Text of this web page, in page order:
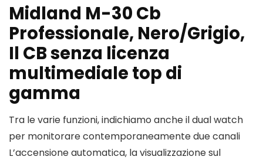
Midland M-30 Cb
Professionale, Nero/Grigio,
Il CB senza licenza
multimediale top di
gamma
Tra le varie funzioni, indichiamo anche il dual watch
per monitorare contemporaneamente due canali
L’accensione automatica, la visualizzazione sul